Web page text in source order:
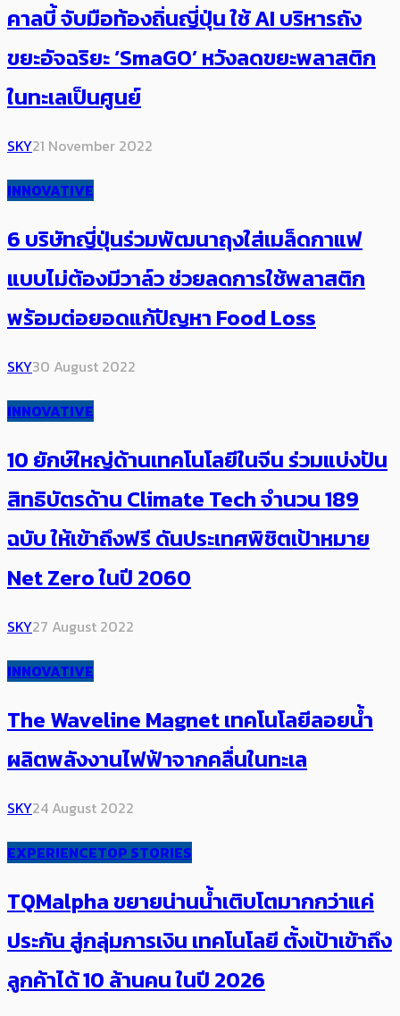
คาลบี้ จับมือท้องถิ่นญี่ปุ่น ใช้ AI บริหารถัง
ขยะอัจฉริยะ ‘SmaGO’ หวังลดขยะพลาสติก
ในทะเลเป็นศูนย์
SKY21 November 2022
INNOVATIVE
6 บริษัทญี่ปุ่นร่วมพัฒนาถุงใส่เมล็ดกาแฟ
แบบไม่ต้องมีวาล์ว ช่วยลดการใช้พลาสติก
พร้อมต่อยอดแก้ปัญหา Food Loss
SKY30 August 2022
INNOVATIVE
10 ยักษ์ใหญ่ด้านเทคโนโลยีในจีน ร่วมแบ่งปัน
สิทธิบัตรด้าน Climate Tech จำนวน 189​
ฉบับ ให้เข้าถึงฟรี ดันประเทศพิชิตเป้าหมาย
Net Zero ในปี 2060
SKY27 August 2022
INNOVATIVE
The Waveline Magnet เทคโนโลยีลอยน้ำ
ผลิตพลังงานไฟฟ้าจากคลื่นในทะเล
SKY24 August 2022
EXPERIENCETOP STORIES
TQMalpha ขยายน่านน้ำเติบโตมากกว่าแค่
ประกัน สู่กลุ่มการเงิน เทคโนโลยี ตั้งเป้าเข้าถึง
ลูกค้าได้ 10 ล้านคน ในปี 2026